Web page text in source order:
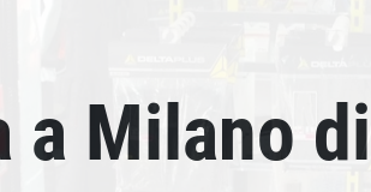
Milano di